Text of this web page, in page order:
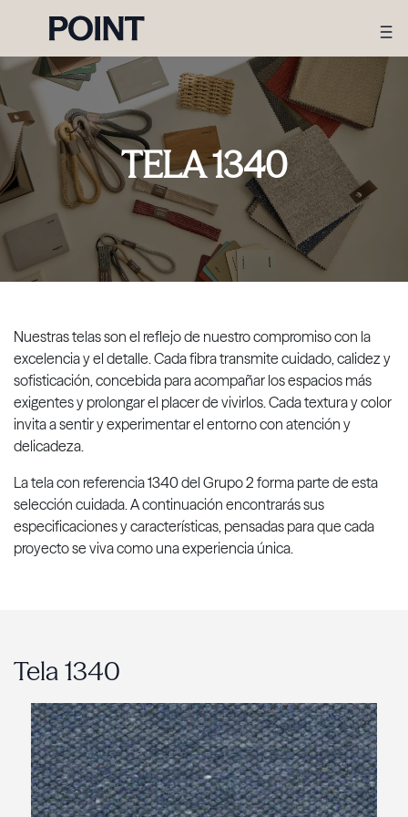
TELA 1340
Nuestras telas son el reflejo de nuestro compromiso con la
excelencia y el detalle. Cada fibra transmite cuidado, calidez y
sofisticación, concebida para acompañar los espacios más
exigentes y prolongar el placer de vivirlos. Cada textura y color
invita a sentir y experimentar el entorno con atención y
delicadeza.
La tela con referencia 1340 del Grupo 2 forma parte de esta
selección cuidada. A continuación encontrarás sus
especificaciones y características, pensadas para que cada
proyecto se viva como una experiencia única.
Tela 1340